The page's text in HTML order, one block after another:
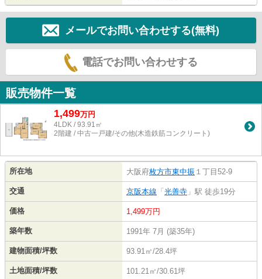
メールでお問い合わせする(無料)
電話でお問い合わせする
販売物件一覧
1,499万円
4LDK / 93.91㎡
2階建 / 中古一戸建/その他(木造鉄筋コンクリート)
所在地 大阪府枚方市東中振 １丁目52-9
交通 京阪本線 「 光善寺 」駅 徒歩19分
価格 1,499万円
築年数 1991年 7月 (築35年)
建物面積/坪数 93.91㎡/28.4坪
土地面積/坪数 101.21㎡/30.61坪